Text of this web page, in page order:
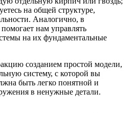
на общей структуре,
Аналогично, в
нам управлять
на их фундаментальные
созданием простой модели,
систему, с которой вы
быть легко понятной и
в ненужные детали.